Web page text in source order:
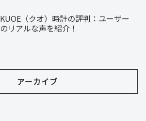
KUOE（クオ）時計の評判：ユーザー
のリアルな声を紹介！
アーカイブ